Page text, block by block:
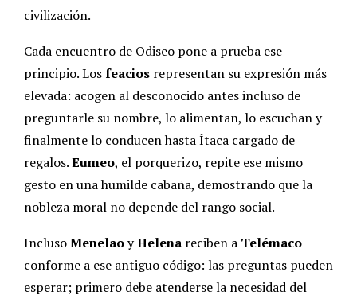
civilización.
Cada encuentro de Odiseo pone a prueba ese
principio. Losfeacios representan su expresión más
elevada: acogen al desconocido antes incluso de
preguntarle su nombre, lo alimentan, lo escuchan y
finalmente lo conducen hasta Ítaca cargado de
regalos.Eumeo, el porquerizo, repite ese mismo
gesto en una humilde cabaña, demostrando que la
nobleza moral no depende del rango social.
InclusoMenelaoyHelena reciben a Telémaco
conforme a ese antiguo código: las preguntas pueden
esperar; primero debe atenderse la necesidad del